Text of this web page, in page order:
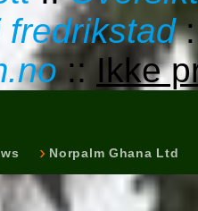
fredrikstad
:: Ikke
Norpalm Ghana Ltd